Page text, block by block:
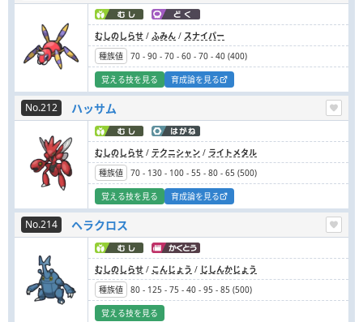
むしのしらせ / ふみん / スナイパー
種族値
70 - 90 - 70 - 60 - 70 - 40 (400)
覚える技を見る 育成論を見る
No.212 ハッサム
むしのしらせ / テクニシャン / ライトメタル
種族値
70 - 130 - 100 - 55 - 80 - 65 (500)
覚える技を見る 育成論を見る
No.214 ヘラクロス
むしのしらせ / こんじょう / じしんかじょう
種族値
80 - 125 - 75 - 40 - 95 - 85 (500)
覚える技を見る